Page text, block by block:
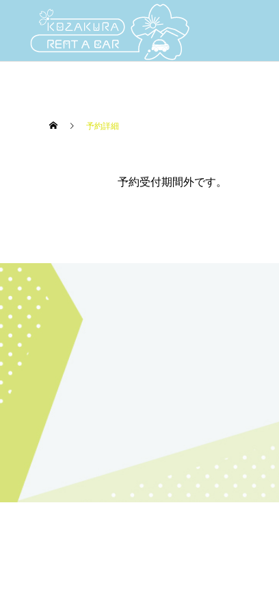
予約詳細
予約受付期間外です。